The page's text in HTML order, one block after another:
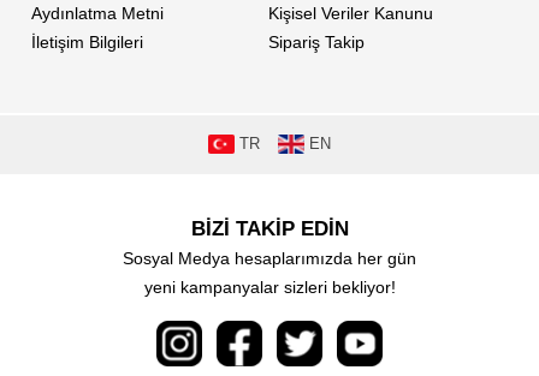
Aydınlatma Metni
İletişim Bilgileri
Kişisel Veriler Kanunu
Sipariş Takip
TR EN
BİZİ TAKİP EDİN
Sosyal Medya hesaplarımızda her gün
yeni kampanyalar sizleri bekliyor!